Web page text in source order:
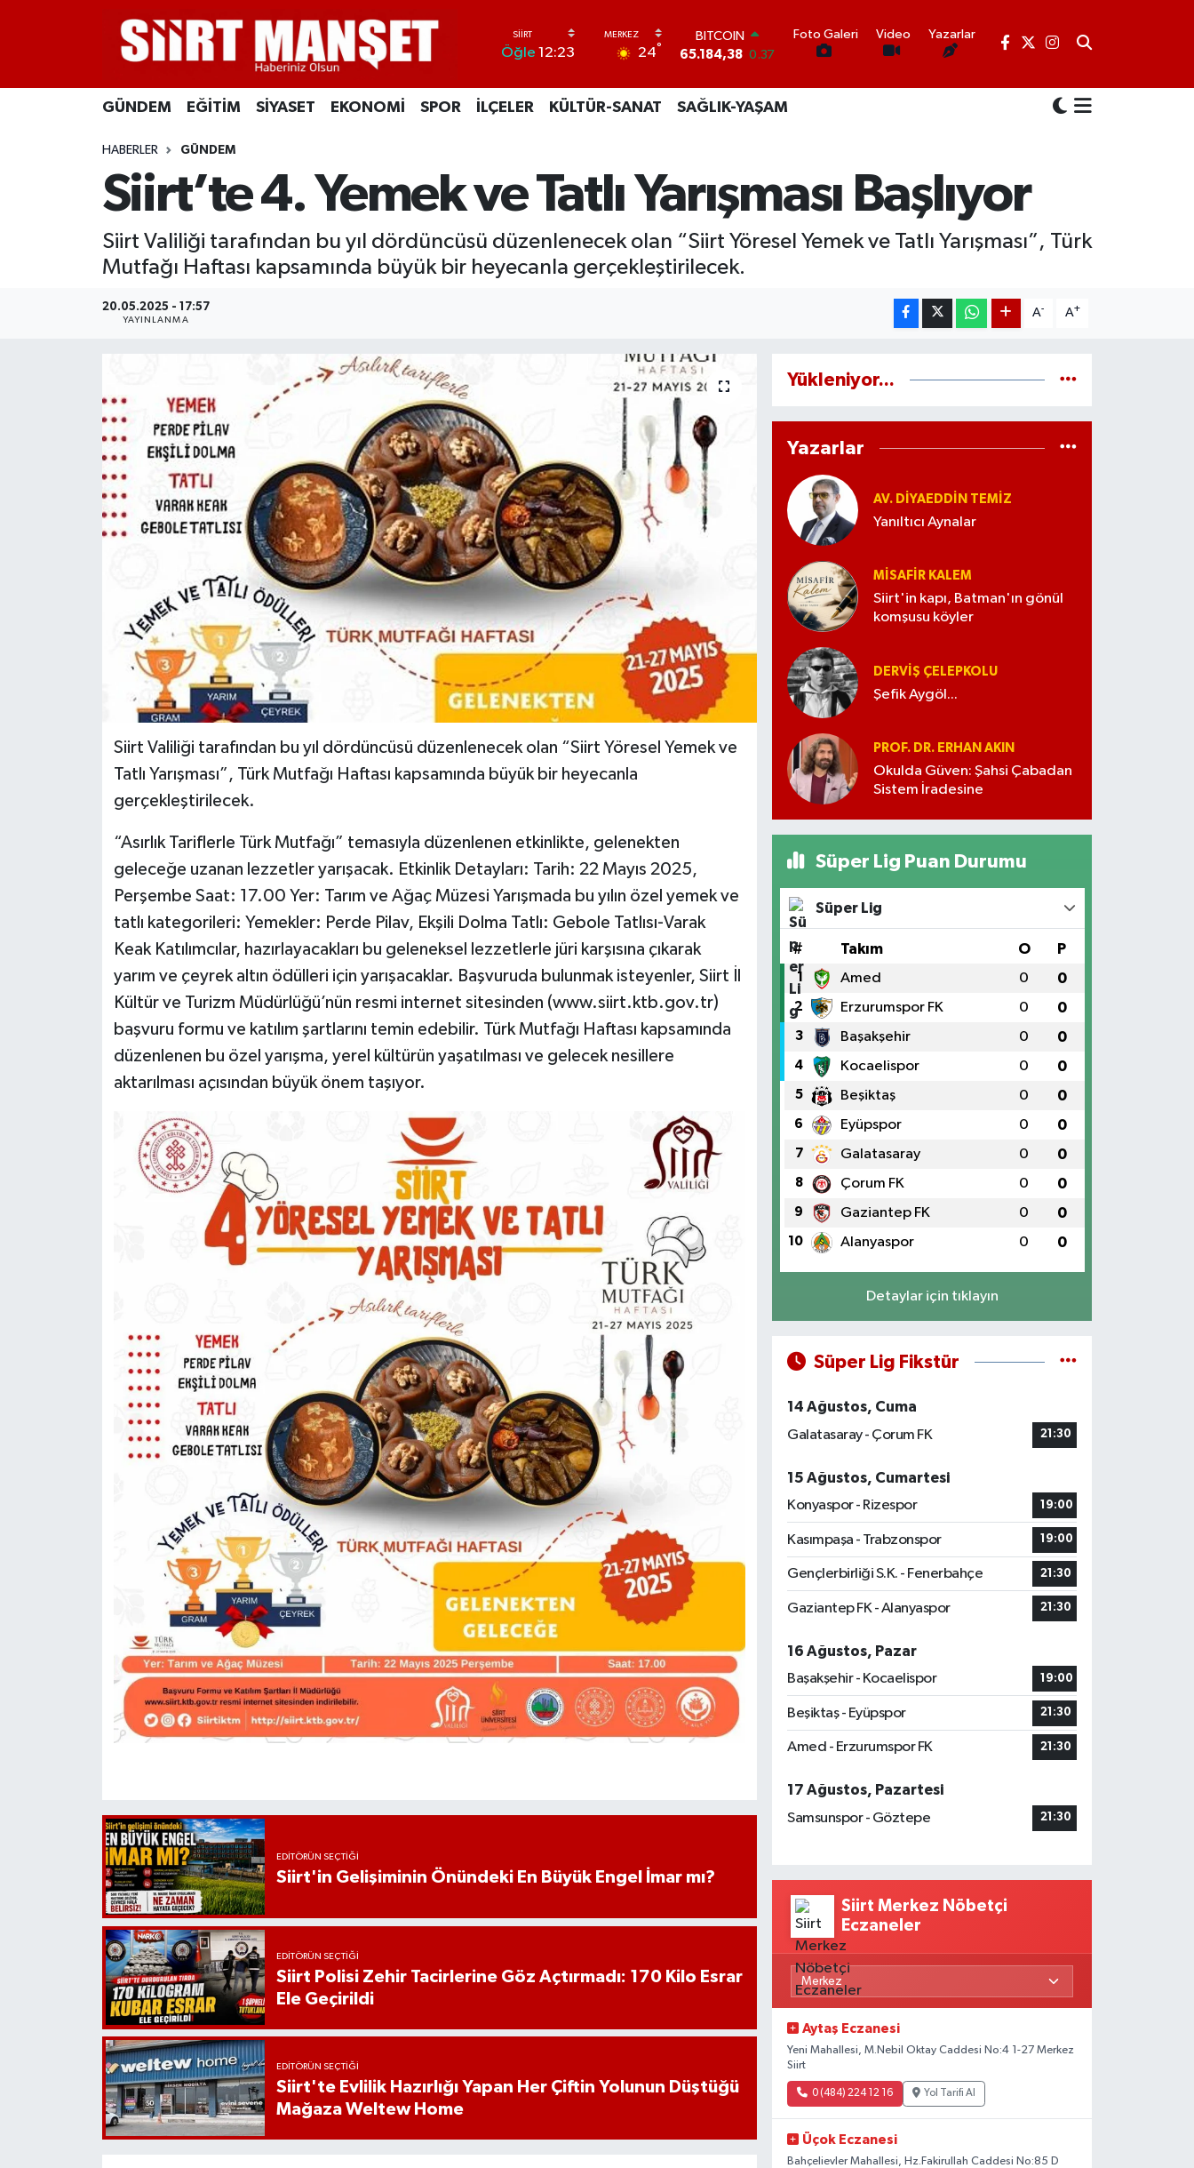
Öğle 12:23 24°
DOLAR
47,7239
0.01
55,1823
STERLİN
BİST100
13.779 -14
Foto Galeri Video Yazarlar
GÜNDEM EĞİTİM SİYASET EKONOMİ SPOR İLÇELER KÜLTÜR-SANAT SAĞLIK-YAŞAM
HABERLER GÜNDEM
Siirt’te 4. Yemek ve Tatlı Yarışması Başlıyor
Siirt Valiliği tarafından bu yıl dördüncüsü düzenlenecek olan “Siirt Yöresel Yemek ve Tatlı Yarışması”, Türk
Mutfağı Haftası kapsamında büyük bir heyecanla gerçekleştirilecek.
20.05.2025 - 17:57
YAYINLANMA
A- A+
Siirt Valiliği tarafından bu yıl dördüncüsü düzenlenecek olan “Siirt Yöresel Yemek ve
Tatlı Yarışması”, Türk Mutfağı Haftası kapsamında büyük bir heyecanla
gerçekleştirilecek.
“Asırlık Tariflerle Türk Mutfağı” temasıyla düzenlenen etkinlikte, gelenekten
geleceğe uzanan lezzetler yarışacak. Etkinlik Detayları: Tarih: 22 Mayıs 2025,
Perşembe Saat: 17.00 Yer: Tarım ve Ağaç Müzesi Yarışmada bu yılın özel yemek ve
tatlı kategorileri: Yemekler: Perde Pilav, Ekşili Dolma Tatlı: Gebole Tatlısı-Varak
Keak Katılımcılar, hazırlayacakları bu geleneksel lezzetlerle jüri karşısına çıkarak
yarım ve çeyrek altın ödülleri için yarışacaklar. Başvuruda bulunmak isteyenler, Siirt İl
Kültür ve Turizm Müdürlüğü’nün resmi internet sitesinden (www.siirt.ktb.gov.tr)
başvuru formu ve katılım şartlarını temin edebilir. Türk Mutfağı Haftası kapsamında
düzenlenen bu özel yarışma, yerel kültürün yaşatılması ve gelecek nesillere
aktarılması açısından büyük önem taşıyor.
EDITÖRÜN SEÇTIĞI
Siirt'in Gelişiminin Önündeki En Büyük Engel İmar mı?
EDITÖRÜN SEÇTIĞI
Siirt Polisi Zehir Tacirlerine Göz Açtırmadı: 170 Kilo Esrar
Ele Geçirildi
EDITÖRÜN SEÇTIĞI
Siirt'te Evlilik Hazırlığı Yapan Her Çiftin Yolunun Düştüğü
Mağaza Weltew Home
Yükleniyor...
Yazarlar
AV. DIYAEDDIN TEMIZ
Yanıltıcı Aynalar
MISAFIR KALEM
Siirt'in kapı, Batman'ın gönül
komşusu köyler
DERVIŞ ÇELEPKOLU
Şefik Aygöl...
PROF. DR. ERHAN AKIN
Okulda Güven: Şahsi Çabadan
Sistem İradesine
Süper Lig Puan Durumu
Süper Lig
# Takım O P
1 Amed 0 0
2 Erzurumspor FK 0 0
3 Başakşehir 0 0
4 Kocaelispor 0 0
5 Beşiktaş 0 0
6 Eyüpspor 0 0
7 Galatasaray 0 0
8 Çorum FK 0 0
9 Gaziantep FK 0 0
10 Alanyaspor 0 0
Detaylar için tıklayın
Süper Lig Fikstür
14 Ağustos, Cuma
Galatasaray - Çorum FK
21:30
15 Ağustos, Cumartesi
Konyaspor - Rizespor
19:00
Kasımpaşa - Trabzonspor 19:00
Gençlerbirliği S.K. - Fenerbahçe 21:30
Gaziantep FK - Alanyaspor 21:30
16 Ağustos, Pazar
Başakşehir - Kocaelispor
19:00
Beşiktaş - Eyüpspor 21:30
Amed - Erzurumspor FK 21:30
17 Ağustos, Pazartesi
Samsunspor - Göztepe
21:30
Siirt Merkez Nöbetçi
Eczaneler
Aytaş Eczanesi
Yeni Mahallesi, M.Nebil Oktay Caddesi No:4 1-27 Merkez
Siirt
0 (484) 224 12 16 Yol Tarifi Al
Üçok Eczanesi
Bahçelievler Mahallesi, Hz.Fakirullah Caddesi No:85 D
SİYASET
EKONOMİ
Siirt Nöbetçi Eczaneler
Siirt Hava Durumu
Siirt Namaz Vakitleri
Siirt Trafik Yoğunluk Haritası
Süper Lig Puan Durumu ve Fikstür